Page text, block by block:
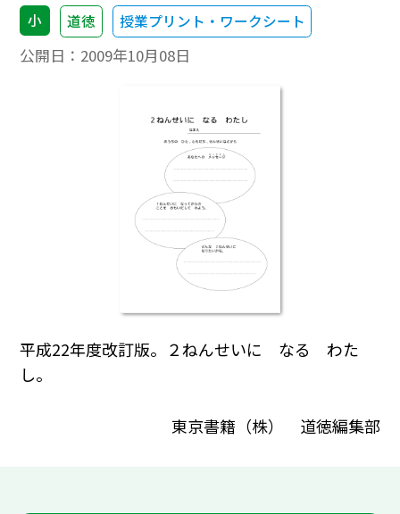
小 道徳 授業プリント・ワークシート
公開日： 2009年10月08日
平成22年度改訂版。２ねんせいに なる わた
し。
東京書籍（株） 道徳編集部